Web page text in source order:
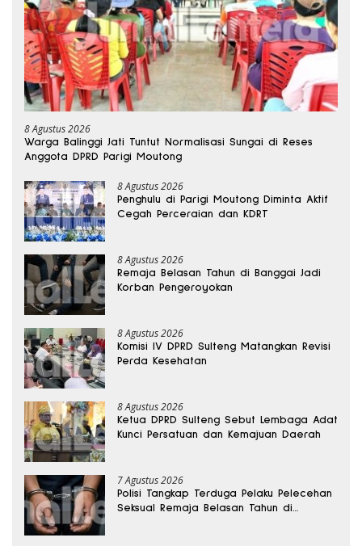
8 Agustus 2026
Warga Balinggi Jati Tuntut Normalisasi Sungai di Reses
Anggota DPRD Parigi Moutong
8 Agustus 2026
Penghulu di Parigi Moutong Diminta Aktif
Cegah Perceraian dan KDRT
8 Agustus 2026
Remaja Belasan Tahun di Banggai Jadi
Korban Pengeroyokan
8 Agustus 2026
Komisi IV DPRD Sulteng Matangkan Revisi
Perda Kesehatan
8 Agustus 2026
Ketua DPRD Sulteng Sebut Lembaga Adat
Kunci Persatuan dan Kemajuan Daerah
7 Agustus 2026
Polisi Tangkap Terduga Pelaku Pelecehan
Seksual Remaja Belasan Tahun di